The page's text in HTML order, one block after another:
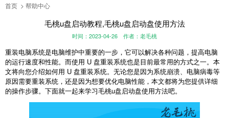
首页 帮助中心
毛桃u盘启动教程,毛桃u盘启动盘使用方法
时间：2023-04-26 作者：老毛桃
重装电脑系统是电脑维护中重要的一步，它可以解决各种问题，提高电脑
的运行速度和性能。而使用 U 盘重装系统也是目前最常用的方式之一。本
文将向您介绍如何用 U 盘重装系统。无论您是因为系统崩溃、电脑病毒等
原因需要重装系统，还是因为想要优化电脑性能，本文都将为您提供详细
的操作步骤。下面就一起来学习毛桃u盘启动盘使用方法吧。